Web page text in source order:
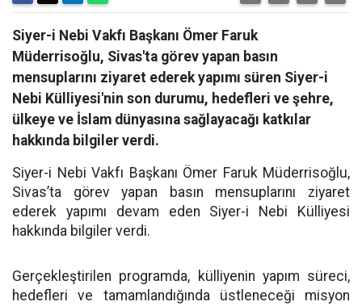
Siyer-i Nebi Vakfı Başkanı Ömer Faruk
Müderrisoğlu, Sivas'ta görev yapan basın
mensuplarını ziyaret ederek yapımı süren Siyer-i
Nebi Külliyesi'nin son durumu, hedefleri ve şehre,
ülkeye ve İslam dünyasına sağlayacağı katkılar
hakkında bilgiler verdi.
Siyer-i Nebi Vakfı Başkanı Ömer Faruk Müderrisoğlu,
Sivas’ta görev yapan basın mensuplarını ziyaret
ederek yapımı devam eden Siyer-i Nebi Külliyesi
hakkında bilgiler verdi.
Gerçekleştirilen programda, külliyenin yapım süreci,
hedefleri ve tamamlandığında üstleneceği misyon